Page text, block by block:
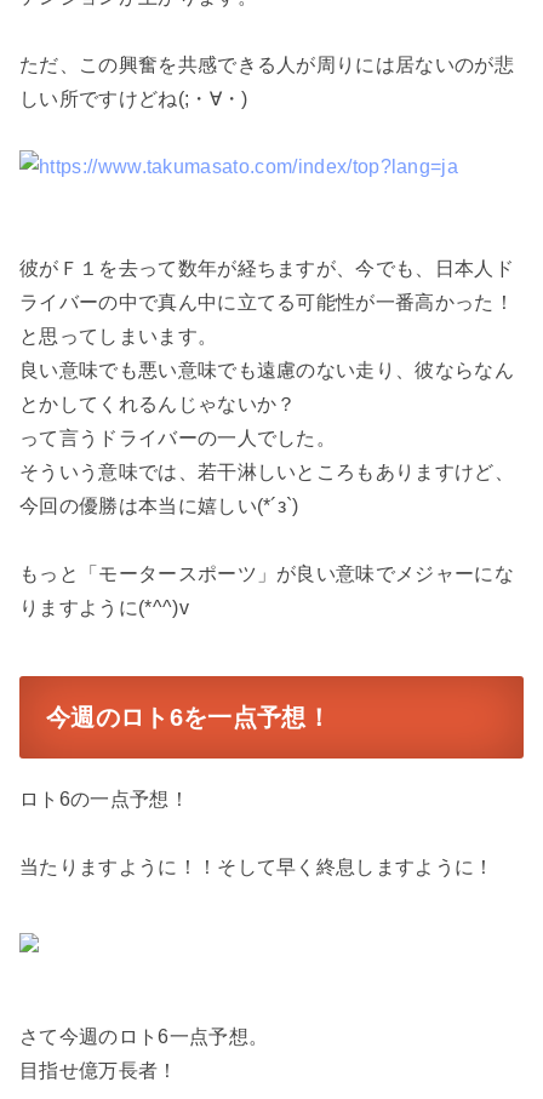
ただ、この興奮を共感できる人が周りには居ないのが悲
しい所ですけどね(;・∀・)
彼がＦ１を去って数年が経ちますが、今でも、日本人ド
ライバーの中で真ん中に立てる可能性が一番高かった！
と思ってしまいます。
良い意味でも悪い意味でも遠慮のない走り、彼ならなん
とかしてくれるんじゃないか？
って言うドライバーの一人でした。
そういう意味では、若干淋しいところもありますけど、
今回の優勝は本当に嬉しい(*´з`)
もっと「モータースポーツ」が良い意味でメジャーにな
りますように(*^^)v
今週のロト6を一点予想！
ロト6の一点予想！
当たりますように！！そして早く終息しますように！
さて今週のロト6一点予想。
目指せ億万長者！